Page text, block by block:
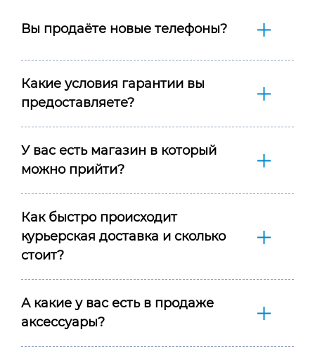
Вы продаёте новые телефоны?
Какие условия гарантии вы
предоставляете?
У вас есть магазин в который
можно прийти?
Как быстро происходит
курьерская доставка и сколько
стоит?
А какие у вас есть в продаже
аксессуары?